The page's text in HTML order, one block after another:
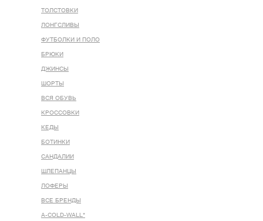
ТОЛСТОВКИ
ЛОНГСЛИВЫ
ФУТБОЛКИ И ПОЛО
БРЮКИ
ДЖИНСЫ
ШОРТЫ
ВСЯ ОБУВЬ
КРОССОВКИ
КЕДЫ
БОТИНКИ
САНДАЛИИ
ШЛЕПАНЦЫ
ЛОФЕРЫ
ВСЕ БРЕНДЫ
A-COLD-WALL*